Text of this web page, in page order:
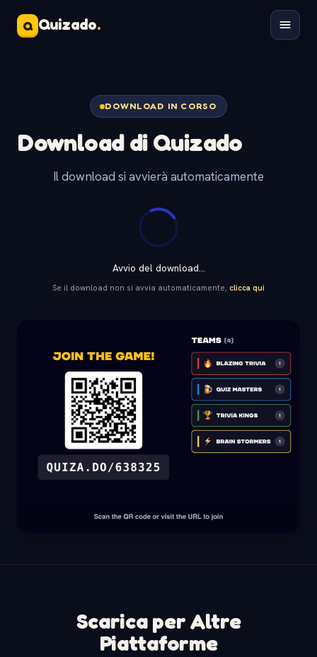
Q Quizado.
DOWNLOAD IN CORSO
Download di Quizado
Il download si avvierà automaticamente
Avvio del download...
Se il download non si avvia automaticamente, clicca qui
Scarica per Altre
Piattaforme